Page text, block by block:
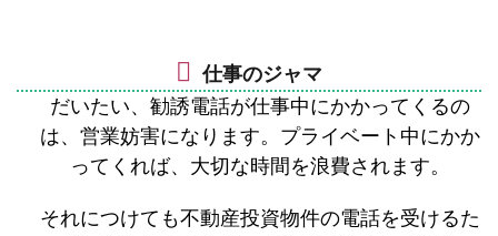
仕事のジャマ
だいたい、勧誘電話が仕事中にかかってくるの
は、営業妨害になります。プライベート中にかか
ってくれば、大切な時間を浪費されます。
それにつけても不動産投資物件の電話を受けるた